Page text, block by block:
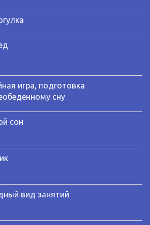
игра, подготовка
сну
сон
вид занятий